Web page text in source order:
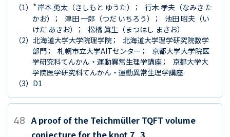
（1） *岸本 勇太 （きしもと ゆうた） 行木 孝夫 （なみき た
かお）
津田 一郎 （つだ いちろう） 池田 昭夫 （い
けだ あきお）
松橋 眞生 （まつはし まさお）
（2） 北海道大学大学院理学院
北海道大学理学研究院数学
部門
札幌市立大学AITセンター
京都大学大学院医
学研究科てんかん・運動異常生理学講座
京都大学大
学院医学研究科てんかん・運動異常生理学講座
（3） D1
48 A proof of the Teichmüller TQFT volume
conjecture for the knot 7_3